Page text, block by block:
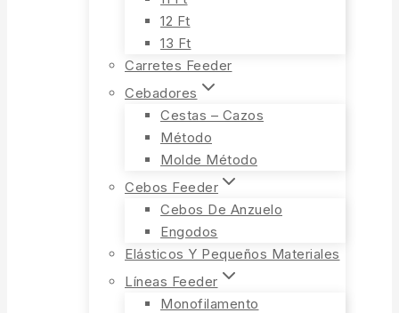
12 Ft
13 Ft
Carretes Feeder
Cebadores
Cestas – Cazos
Método
Molde Método
Cebos Feeder
Cebos De Anzuelo
Engodos
Elásticos Y Pequeños Materiales
Líneas Feeder
Monofilamento